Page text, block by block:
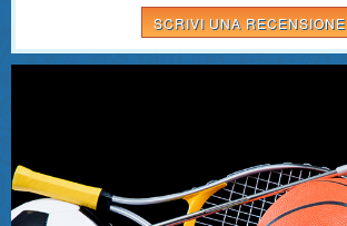
SCRIVI UNA RECENSIONE